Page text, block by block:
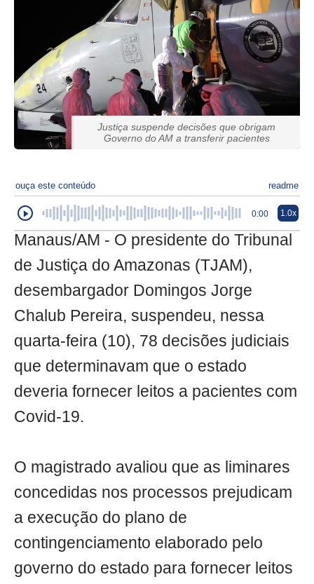
Justiça suspende decisões que obrigam
Governo do AM a transferir pacientes
ouça este conteúdo readme
0:00 1.0x
Manaus/AM - O presidente do Tribunal
de Justiça do Amazonas (TJAM),
desembargador Domingos Jorge
Chalub Pereira, suspendeu, nessa
quarta-feira (10), 78 decisões judiciais
que determinavam que o estado
deveria fornecer leitos a pacientes com
Covid-19.
O magistrado avaliou que as liminares
concedidas nos processos prejudicam
a execução do plano de
contingenciamento elaborado pelo
governo do estado para fornecer leitos